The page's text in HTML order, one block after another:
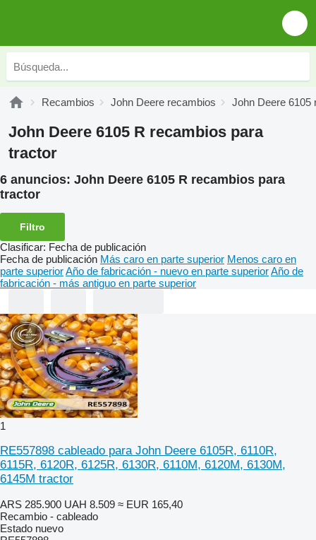
Recambios John Deere recambios John Deere 6105
John Deere 6105 R recambios para
tractor
6 anuncios: John Deere 6105 R recambios para
tractor
Filtro
Clasificar: Fecha de publicación
Fecha de publicación Más caro en parte superior Menos caro en
parte superiorAño de fabricación - nuevo en parte superiorAño de
fabricación - más antiguo en parte superior
1
RE557898 cableado para John Deere 6105R, 6110R,
6115R, 6120R, 6125R, 6130R, 6110M, 6120M, 6130M,
6145M tractor
ARS 285.900 UAH 8.509 ≈ EUR 165,40
Recambio - cableado
Estado nuevo